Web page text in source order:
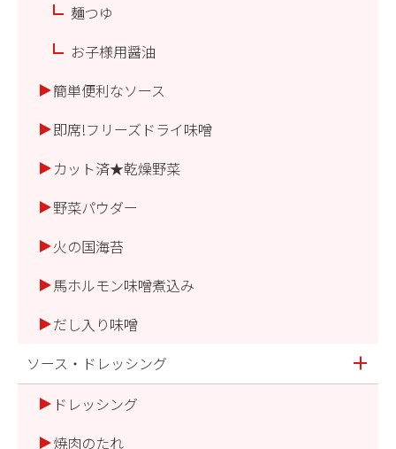
麺つゆ
お子様用醤油
簡単便利なソース
即席!フリーズドライ味噌
カット済★乾燥野菜
野菜パウダー
火の国海苔
馬ホルモン味噌煮込み
だし入り味噌
ソース・ドレッシング
ドレッシング
焼肉のたれ